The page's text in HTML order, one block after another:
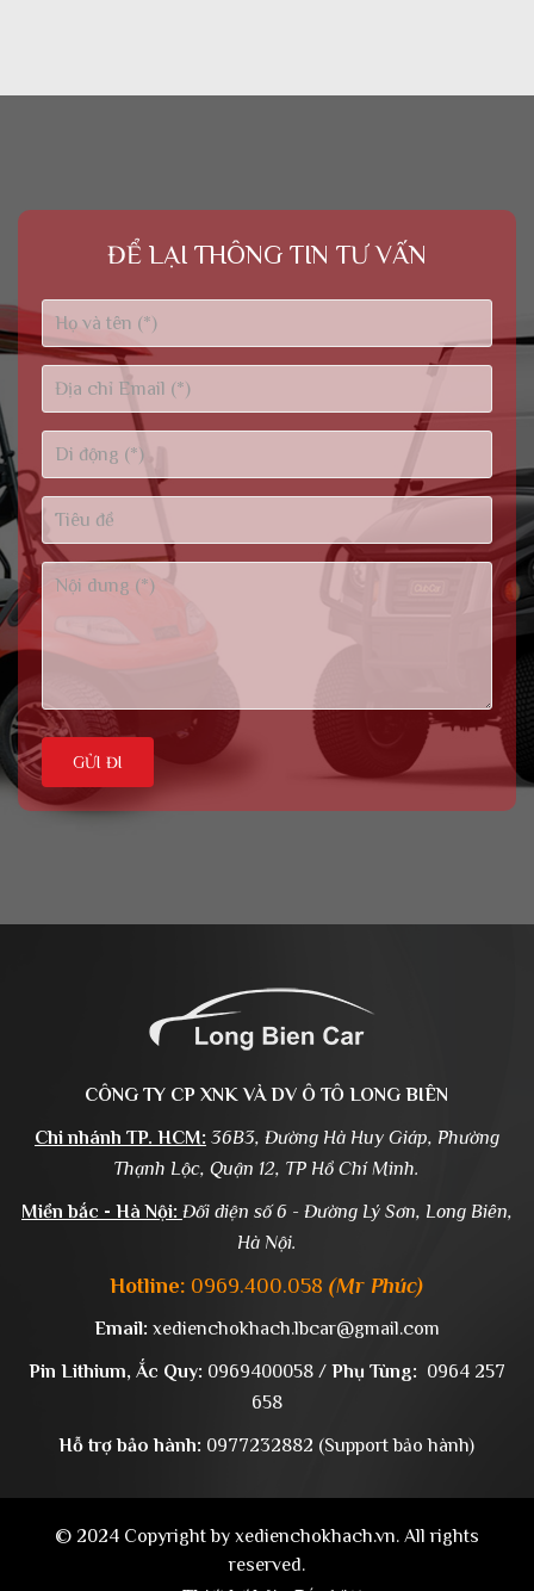
ĐỂ LẠI THÔNG TIN TƯ VẤN
GỬI ĐI
CÔNG TY CP XNK VÀ DV Ô TÔ LONG BIÊN
Chi nhánh TP. HCM: 36B3, Đường Hà Huy Giáp, Phường
Thạnh Lộc, Quận 12, TP Hồ Chí Minh.
Miền bắc - Hà Nội: Đối diện số 6 - Đường Lý Sơn, Long Biên,
Hà Nội.
Hotline: 0969.400.058 (Mr Phúc)
Email: xedienchokhach.lbcar@gmail.com
Pin Lithium, Ắc Quy: 0969400058 / Phụ Tùng: 0964 257
658
Hỗ trợ bảo hành: 0977232882 (Support bảo hành)
© 2024 Copyright by xedienchokhach.vn. All rights
reserved.